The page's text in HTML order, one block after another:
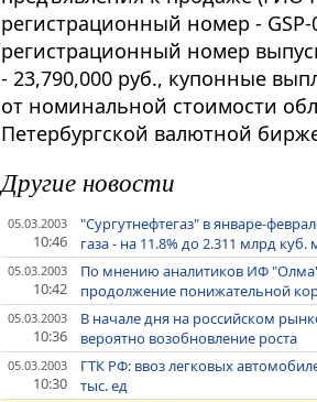
регистрационный номер -
регистрационный номер
- 23,790,000 руб., купонные
от номинальной стоимости
Петербургской валютной
Другие новости
05.03.2003
10:46
"Сургутнефтегаз" в январе-
газа - на 11.8% до 2.311 млрд куб.
05.03.2003
10:42
По мнению аналитиков ИФ
продолжение понижательной
05.03.2003
10:36
В начале дня на российском
вероятно возобновление роста
05.03.2003
10:30
ГТК РФ: ввоз легковых
тыс. ед